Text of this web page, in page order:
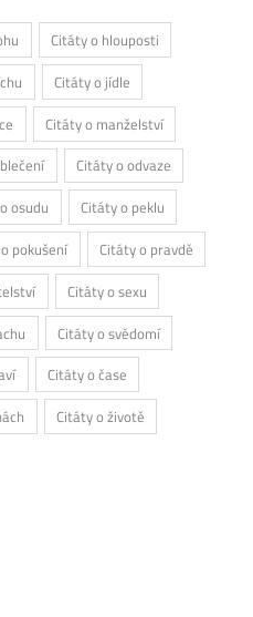
Citáty o hlouposti
Citáty o jídle
Citáty o manželství
Citáty o odvaze
osudu
Citáty o peklu
pokušení
Citáty o pravdě
Citáty o sexu
Citáty o svědomí
Citáty o čase
Citáty o životě